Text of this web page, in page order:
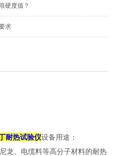
硬度值？
求
耐热试验仪设备用途：
龙、电缆料等高分子材料的耐热